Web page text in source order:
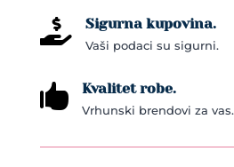
 Sigurna kupovina.
Vaši podaci su sigurni.
 Kvalitet robe.
Vrhunski brendovi za vas.